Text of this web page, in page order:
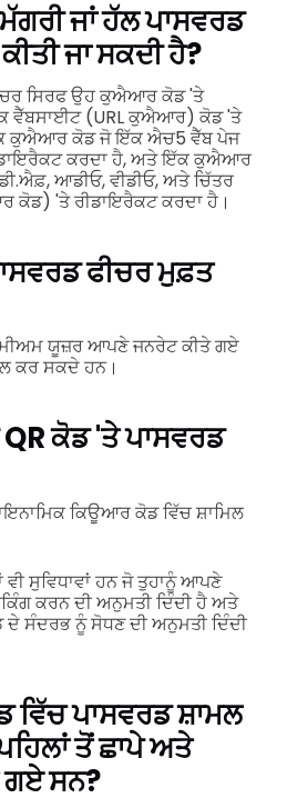
ਜਾਂ ਹੱਲ ਪਾਸਵਰਡ
ਜਾ ਸਕਦੀ ਹੈ?
ਸਿਰਫ ਉਹ ਕੁਐਆਰ ਕੋਡ 'ਤੇ
ਵੈੱਬਸਾਈਟ (URL ਕੁਐਆਰ) ਕੋਡ 'ਤੇ
ਕੁਐਆਰ ਕੋਡ ਜੋ ਇੱਕ ਐਚ5 ਵੈੱਬ ਪੇਜ
ਕਰਦਾ ਹੈ, ਅਤੇ ਇੱਕ ਕੁਐਆਰ
ਆਡੀਓ, ਵੀਡੀਓ, ਅਤੇ ਚਿੱਤਰ
'ਤੇ ਰੀਡਾਇਰੈਕਟ ਕਰਦਾ ਹੈ।
ਫੀਚਰ ਮੁਫ਼ਤ
ਯੂਜ਼ਰ ਆਪਣੇ ਜਨਰੇਟ ਕੀਤੇ ਗਏ
ਕਰ ਸਕਦੇ ਹਨ।
ਕੋਡ 'ਤੇ ਪਾਸਵਰਡ
ਕਿਊਆਰ ਕੋਡ ਵਿੱਚ ਸ਼ਾਮਿਲ
ਸੁਵਿਧਾਵਾਂ ਹਨ ਜੋ ਤੁਹਾਨੂੰ ਆਪਣੇ
ਕਰਨ ਦੀ ਅਨੁਮਤੀ ਦਿੰਦੀ ਹੈ ਅਤੇ
ਸੰਦਰਭ ਨੂੰ ਸੋਧਣ ਦੀ ਅਨੁਮਤੀ ਦਿੰਦੀ
ਵਿੱਚ ਪਾਸਵਰਡ ਸ਼ਾਮਲ
ਤੋਂ ਛਾਪੇ ਅਤੇ
ਗਏ ਸਨ?